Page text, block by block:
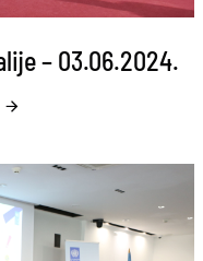
– 03.06.2024.